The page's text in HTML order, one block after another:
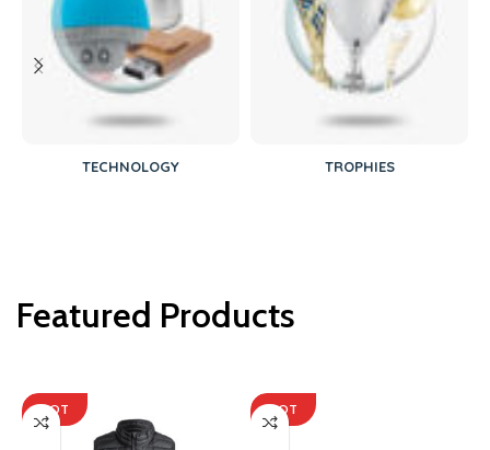
TECHNOLOGY TROPHIES
Featured Products
HOT HOT